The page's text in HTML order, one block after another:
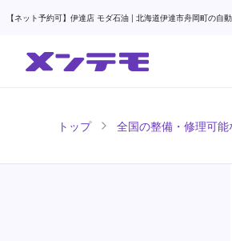
【ネット予約可】伊達店 モダ石油 | 北海道伊達市舟岡町の自
トップ 全国の整備・修理可